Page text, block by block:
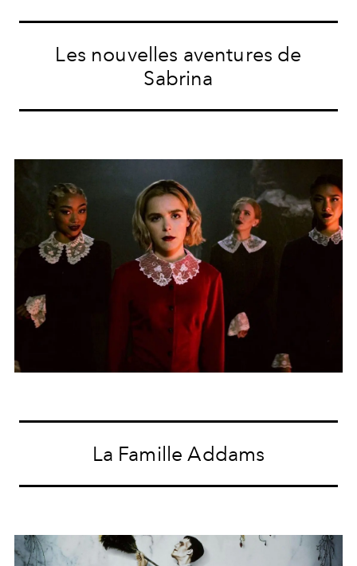
Les nouvelles aventures de
Sabrina
La Famille Addams